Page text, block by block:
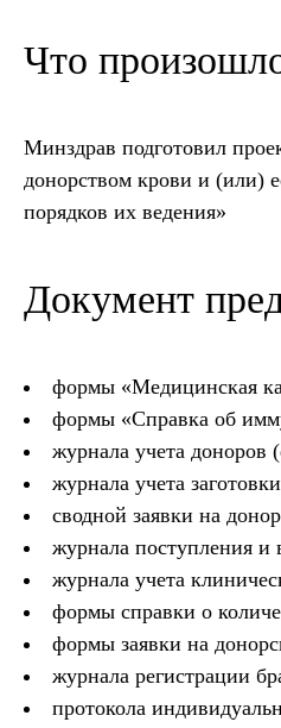
Что
Минздрав подготовил
донорством крови и (или)
порядков их ведения»
Документ
формы «Медицинская
формы «Справка об
журнала учета
журнала учета
сводной заявки на
журнала поступления
журнала учета
формы справки о
формы заявки на
журнала регистрации
протокола